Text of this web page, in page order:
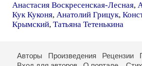
Анастасия Воскресенская-Лесная,
Кук Куконя, Анатолий Грицук,
Крымский, Татьяна Тетенькина
Авторы Произведения Рецензии